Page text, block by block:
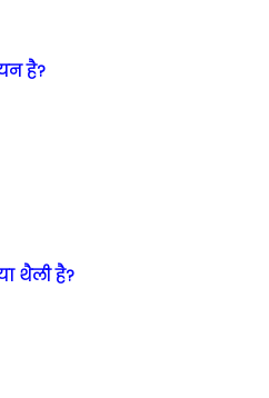
है?
थैली है?